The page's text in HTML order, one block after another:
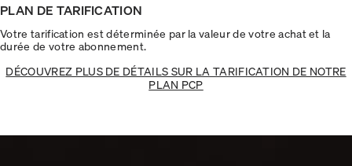
PLAN DE TARIFICATION
Votre tarification est déterminée par la valeur de votre achat et la
durée de votre abonnement.
DÉCOUVREZ PLUS DE DÉTAILS SUR LA TARIFICATION DE NOTRE
PLAN PCP